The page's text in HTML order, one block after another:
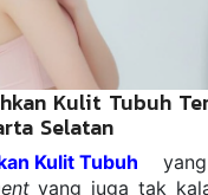
Kulit Tubuh
Selatan
Kulit Tubuh
yang juga tak